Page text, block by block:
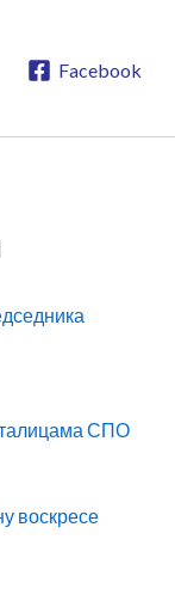
Facebook
СПО
воскресе